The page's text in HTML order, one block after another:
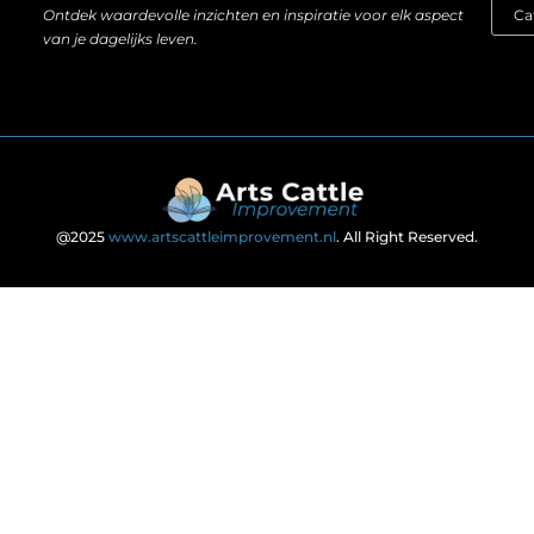
Ontdek waardevolle inzichten en inspiratie voor elk aspect
van je dagelijks leven.
@2025 www.artscattleimprovement.nl. All Right Reserved.